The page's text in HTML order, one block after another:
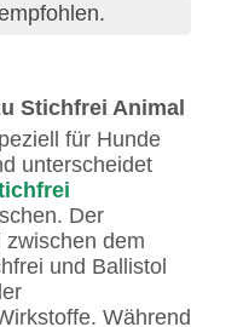
Stichfrei Animal
für Hunde
unterscheidet
Der
dem
und Ballistol
Während